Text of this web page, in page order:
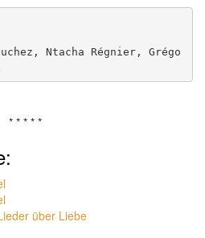
Ntacha Régnier, Grégo
* * * * *
über Liebe